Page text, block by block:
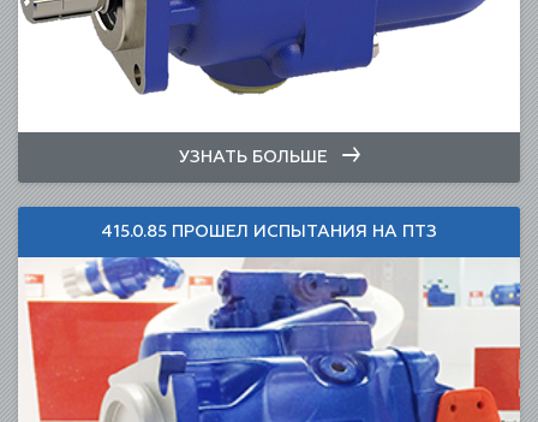
УЗНАТЬ БОЛЬШЕ
415.0.85 ПРОШЕЛ ИСПЫТАНИЯ НА ПТЗ